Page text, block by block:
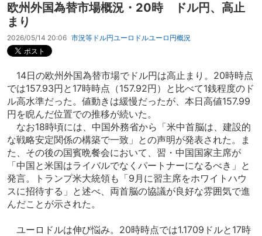
欧州外国為替市場概況・20時 ドル円、高止
まり
2026/05/14 20:06 市況等 ドル円ユーロドルユーロ円概況
14日の欧州外国為替市場でドル円は高止まり。20時時点
では157.93円と17時時点（157.92円）と比べて1銭程度のド
ル高水準だった。値動きは緩慢だったが、本日高値157.99
円を睨んだ位置での推移が続いた。
なお18時頃には、中国外務省から「米中首脳は、建設的
な戦略安定関係の構築で一致」との声明が発表された。ま
た、その後の国賓晩餐会において、習・中国国家主席が
「中国と米国はライバルでなくパートナーになるべき」と
発言。トランプ米大統領も「9月に習主席をホワイトハウ
スに招待する」と述べ、両首脳の協議が良好な雰囲気で進
んだことが示された。
ユーロドルは伸び悩み。20時時点では1.1709ドルと17時